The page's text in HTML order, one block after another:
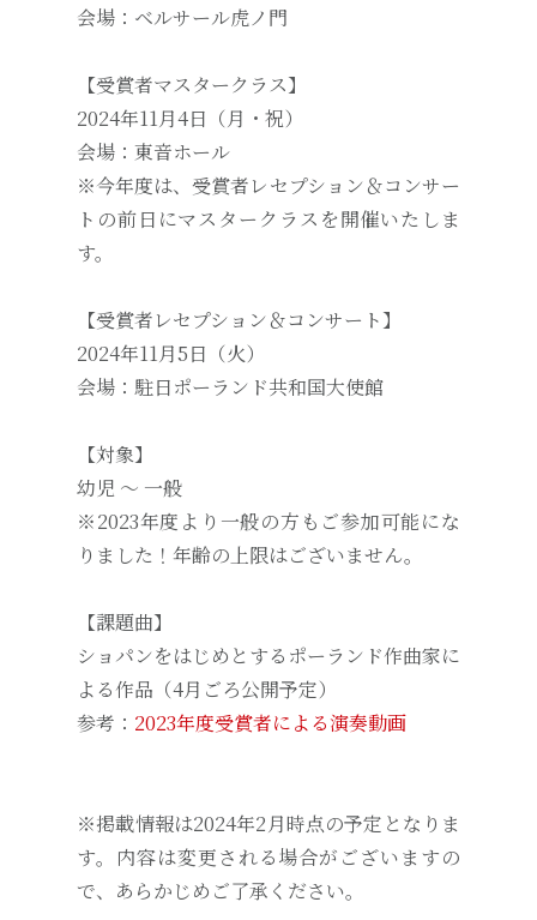
会場：ベルサール虎ノ門
【受賞者マスタークラス】
2024年11月4日（月・祝）
会場：東音ホール
※今年度は、受賞者レセプション＆コンサー
トの前日にマスタークラスを開催いたしま
す。
【受賞者レセプション＆コンサート】
2024年11月5日（火）
会場：駐日ポーランド共和国大使館
【対象】
幼児 ～ 一般
※2023年度より一般の方もご参加可能にな
りました！年齢の上限はございません。
【課題曲】
ショパンをはじめとするポーランド作曲家に
よる作品（4月ごろ公開予定）
参考： 2023年度受賞者による演奏動画
※掲載情報は2024年2月時点の予定となりま
す。内容は変更される場合がございますの
で、あらかじめご了承ください。